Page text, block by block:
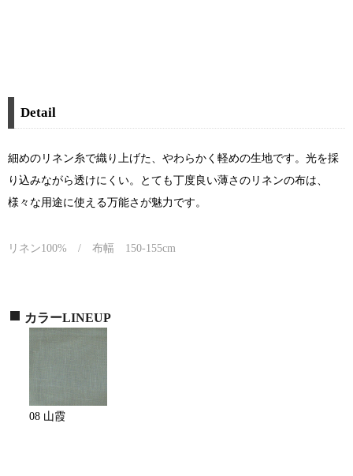
Detail
細めのリネン糸で織り上げた、やわらかく軽めの生地です。光を採
り込みながら透けにくい。とても丁度良い薄さのリネンの布は、
様々な用途に使える万能さが魅力です。
リネン100% / 布幅 150-155cm
カラーLINEUP
08 山霞